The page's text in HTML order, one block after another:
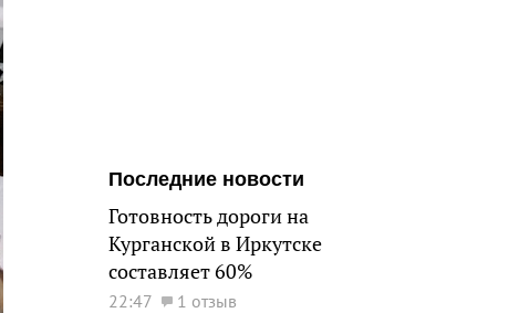
Последние новости
Готовность дороги на
Курганской в Иркутске
составляет 60%
22:47 1 отзыв